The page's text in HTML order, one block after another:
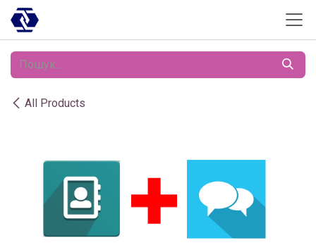
Skip to Content
All Products